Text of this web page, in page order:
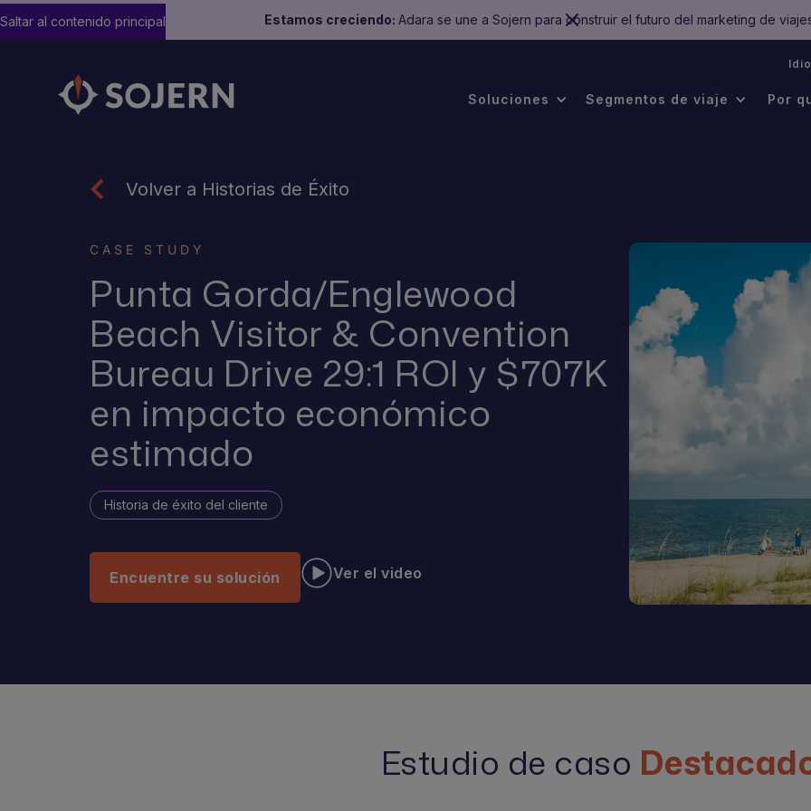
Estamos creciendo: Adara se une a Sojern para construir el futuro del marketing de
Saltar al contenido principal
Soluciones Segmentos de viaje Por
Volver a Historias de Éxito
CASE STUDY
Punta Gorda/Englewood
Beach Visitor & Convention
Bureau Drive 29:1 ROI y $707K
en impacto económico
estimado
Historia de éxito del cliente
Encuentre su solución Ver el video
Estudio de caso